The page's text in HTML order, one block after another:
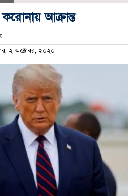
করোনায় আক্রান্ত
২ অক্টোবর, ২০২০